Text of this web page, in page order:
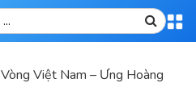
Việt Nam – Ưng Hoàng